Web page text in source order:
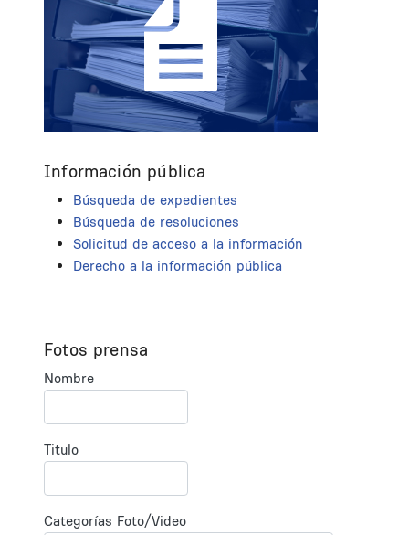
Información pública
Búsqueda de expedientes
Búsqueda de resoluciones
Solicitud de acceso a la información
Derecho a la información pública
Fotos prensa
Nombre
Titulo
Categorías Foto/Video